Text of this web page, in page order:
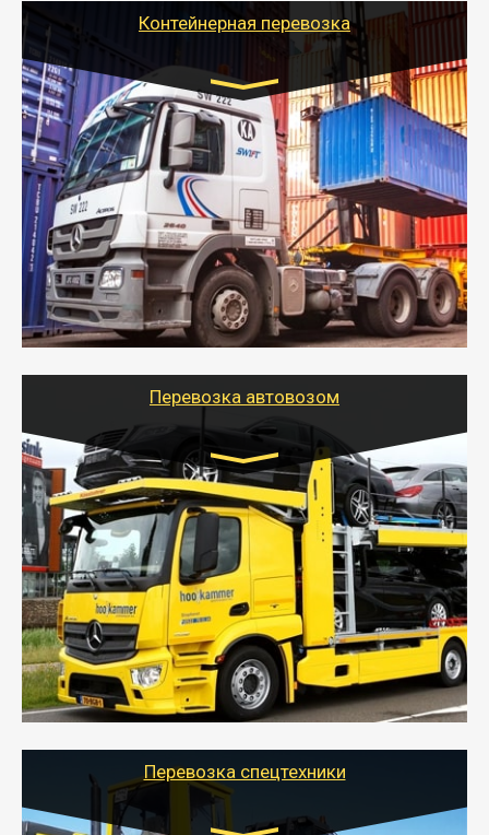
Контейнерная перевозка
Цена за км. Рассчитывается
индивидуально
- Контейнерные грузоперевозки на специальном
оборудованном транспорте быстро, качественно и
безопасно.
- Наша транспортная компания поможет
организовать доставку в порт и из порта
стандартных контейнеров на контейнеровозе,
шаландах и площадках (открытых кузовах),
используя надежные крепления.
Перевозка автовозом
Цена за км. Рассчитывается
индивидуально
- Перевозка автовозом от Тайгер Логистик – это
быстрый и безопасный способ доставить несколько
легковых автомобилей за одну поездку в другой
город.
- Наша транспортная компания организует доставку
машин автовозом, подобрав оптимальный маршрут с
учетом всех особенности по пути следования.
Перевозка спецтехники